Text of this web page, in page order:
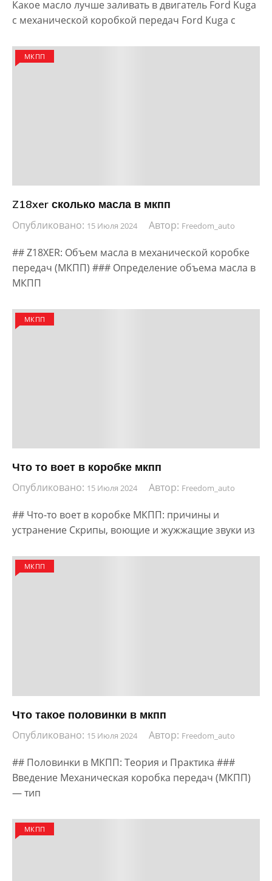
Какое масло лучше заливать в двигатель Ford Kuga
с механической коробкой передач Ford Kuga с
МКПП
Z18xer сколько масла в мкпп
Опубликовано: 15 Июля 2024 Автор: Freedom_auto
## Z18XER: Объем масла в механической коробке
передач (МКПП) ### Определение объема масла в
МКПП
МКПП
Что то воет в коробке мкпп
Опубликовано: 15 Июля 2024 Автор: Freedom_auto
## Что-то воет в коробке МКПП: причины и
устранение Скрипы, воющие и жужжащие звуки из
МКПП
Что такое половинки в мкпп
Опубликовано: 15 Июля 2024 Автор: Freedom_auto
## Половинки в МКПП: Теория и Практика ###
Введение Механическая коробка передач (МКПП)
— тип
МКПП